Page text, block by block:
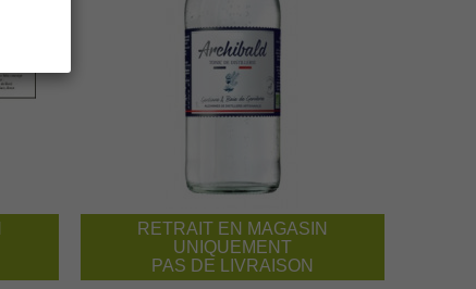
RETRAIT EN MAGASIN
UNIQUEMENT
PAS DE LIVRAISON